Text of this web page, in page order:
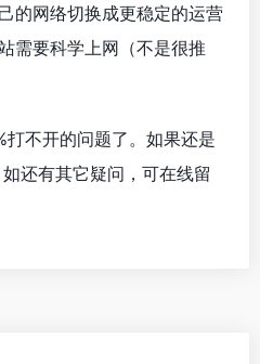
的网络切换成更稳定的运营
需要科学上网（不是很推
不开的问题了。如果还是
如还有其它疑问，可在线留